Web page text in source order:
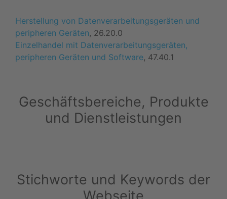
Herstellung von Datenverarbeitungsgeräten und
peripheren Geräten, 26.20.0
Einzelhandel mit Datenverarbeitungsgeräten,
peripheren Geräten und Software, 47.40.1
Geschäftsbereiche, Produkte
und Dienstleistungen
Stichworte und Keywords der
Webseite